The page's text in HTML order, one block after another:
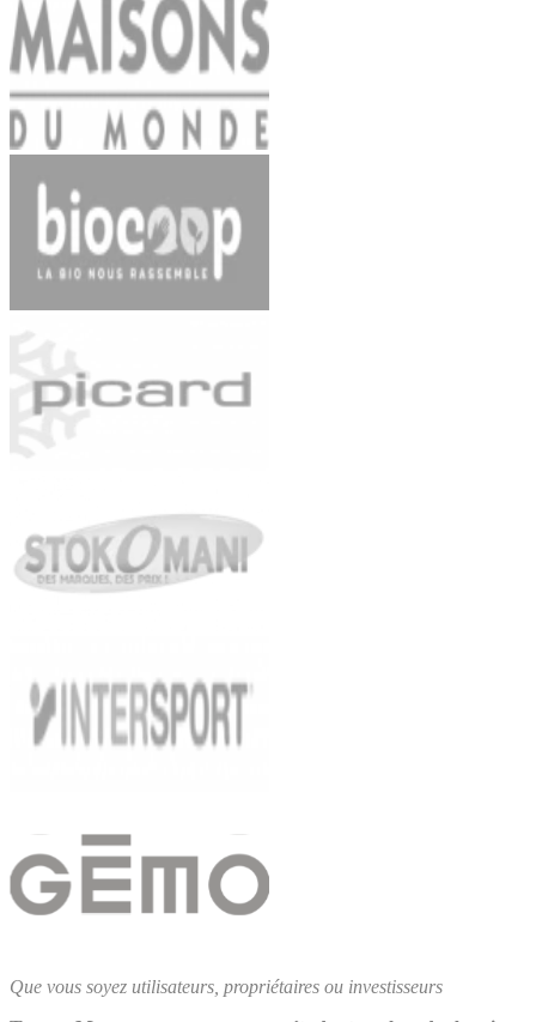
Que vous soyez utilisateurs, propriétaires ou investisseurs